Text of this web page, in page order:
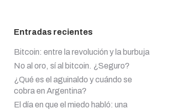
Entradas recientes
Bitcoin: entre la revolución y la burbuja
No al oro, sí al bitcoin. ¿Seguro?
¿Qué es el aguinaldo y cuándo se
cobra en Argentina?
El día en que el miedo habló: una